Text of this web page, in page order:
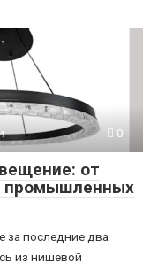
0
от
промышленных
за последние два
из нишевой